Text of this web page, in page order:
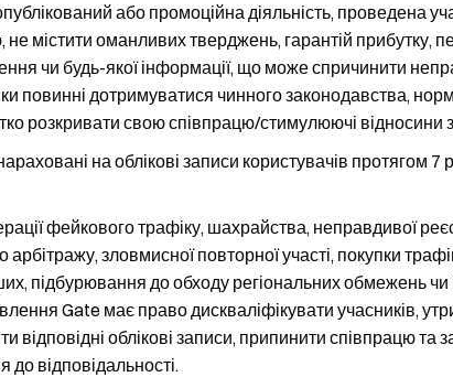
або промоційна діяльність, проведена
містити оманливих тверджень, гарантій прибутку,
чи будь-якої інформації, що може спричинити
повинні дотримуватися чинного законодавства,
розкривати свою співпрацю/стимулюючі відносини
на облікові записи користувачів протягом
фейкового трафіку, шахрайства, неправдивої
зловмисної повторної участі, покупки
підбурювання до обходу регіональних обмежень чи
Gate має право дискваліфікувати учасників,
відповідні облікові записи, припинити співпрацю
відповідальності.